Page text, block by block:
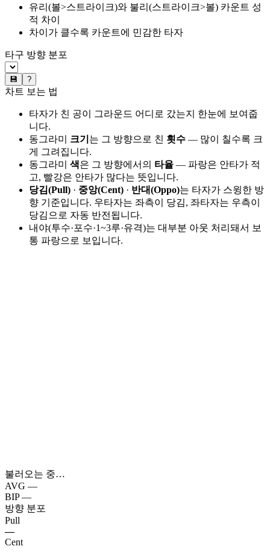
유리(볼>스트라이크)와 불리(스트라이크>볼) 카운트 성
적 차이
차이가 클수록 카운트에 민감한 타자
타구 방향 분포
💾 ?
차트 보는 법
타자가 친 공이 그라운드 어디로 갔는지 한눈에 보여줍
니다.
동그라미 크기 는 그 방향으로 친 횟수 — 많이 칠수록 크
게 그려집니다.
동그라미 색은 그 방향에서의 타율 — 파랑은 안타가 적
고, 빨강은 안타가 많다는 뜻입니다.
당김(Pull) · 중앙(Cent) · 반대(Oppo)는 타자가 스윙한 방
향 기준입니다. 우타자는 좌측이 당김, 좌타자는 우측이
당김으로 자동 반전됩니다.
내야(투수·포수·1~3루·유격)는 대부분 아웃 처리돼서 보
통 파랑으로 보입니다.
불러오는 중…
AVG —
BIP —
방향 분포
Pull
—
Cent